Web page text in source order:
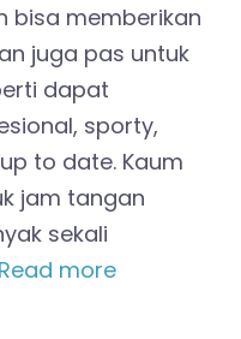
bisa memberikan
juga pas untuk
dapat
sporty,
to date. Kaum
jam tangan
sekali
Read more